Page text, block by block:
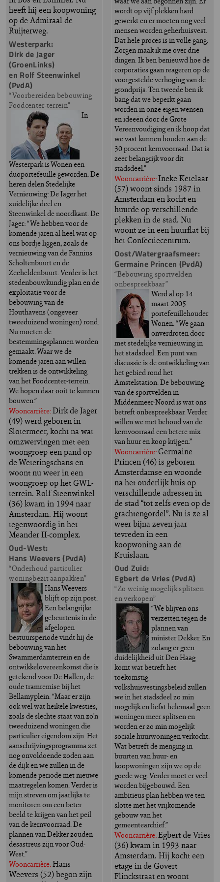
heeft hij een koopwoning
op de Admiraal de
Ruijterweg.
Westerpark:
Dirk de Jager
(GroenLinks)
en Rolf Steenwinkel
(PvdA)
“Voorbereiden bebouwing
Foodcenter-terrein”
In
Westerpark is Wonen een
duoportefeuille geworden. De
heren delen Stedelijke
Vernieuwing: De Jager het
zuidelijke deel en
Steenwinkel de noordkant. De
Jager: “We hebben voor de
komende jaren al heel wat op
ons bordje liggen, zoals de
vernieuwing van de Fannius
Scholtenbuurt en de
Zeeheldenbuurt. Verder is het
stedenbouwkundig plan en de
exploitatie voor de
bebouwing van de
Houthavens (ongeveer
tweeduizend woningen) rond.
Nu moeten de
bestemmingsplannen worden
gemaakt. Waar we de
komende jaren aan willen
trekken is de ontwikkeling
van het Foodcenter-terrein.
We hopen daar ooit te kunnen
bouwen.”
Wooncarrière:Dirk de Jager
(49) werd geboren in
Slotermeer, kocht na wat
omzwervingen met een
woongroep een pand op
de Weteringschans en
woont nu weer in een
woongroep op het GWL-
terrein. Rolf Steenwinkel
(36) kwam in 1994 naar
Amsterdam. Hij woont
tegenwoordig in het
Meander II-complex.
Oud-West:
Hans Weevers (PvdA)
“Onderhoud particulier
woningbezit aanpakken”
Hans Weevers
blijft op zijn post.
Een belangrijke
gebeurtenis in de
afgelopen
bestuursperiode vindt hij de
bebouwing van het
Swammerdamterrein en de
ontwikkelovereenkomst die is
getekend voor De Hallen, de
oude tramremise bij het
Bellamyplein. “Maar er zijn
ook wel wat heikele kwesties,
zoals de slechte staat van zo’n
tweeduizend woningen die
particulier eigendom zijn. Het
aanschrijvingsprogramma zet
nog onvoldoende zoden aan
de dijk en we zullen in de
komende periode met nieuwe
maatregelen komen. Verder is
mijn streven om jaarlijks te
monitoren om een beter
beeld te krijgen van het peil
van de kernvoorraad. De
plannen van Dekker zouden
desastreus zijn voor Oud-
West.”
Wooncarrière:Hans
Weevers (52) begon zijn
wordt op vijf plekken hard
gewerkt en er moeten nog veel
mensen worden geherhuisvest.
Dat hele proces is in volle gang.
Zorgen maak ik me over drie
dingen. Ik ben benieuwd hoe de
corporaties gaan reageren op de
voorgestelde verhoging van de
grondprijs. Ten tweede ben ik
bang dat we beperkt gaan
worden in onze eigen wensen
en ideeën door de Grote
Vereenvoudiging en ik hoop dat
we vast kunnen houden aan de
30 procent kernvoorraad. Dat is
zeer belangrijk voor dit
stadsdeel.”
Wooncarrière:Ineke Ketelaar
(57) woont sinds 1987 in
Amsterdam en kocht en
huurde op verschillende
plekken in de stad. Nu
woont ze in een huurflat bij
het Confectiecentrum.
Oost/Watergraafsmeer:
Germaine Princen (PvdA)
“Bebouwing sportvelden
onbespreekbaar”
Werd al op 14
maart 2005
portefeuillehouder
Wonen. “We gaan
onverdroten door
met stedelijke vernieuwing in
het stadsdeel. Een punt van
discussie is de ontwikkeling van
het gebied rond het
Amstelstation. De bebouwing
van de sportvelden in
Middenmeer-Noord is wat ons
betreft onbespreekbaar. Verder
willen we met behoud van de
kernvoorraad een betere mix
van huur en koop krijgen.”
Wooncarrière:Germaine
Princen (46) is geboren
Amsterdamse en woonde
na het ouderlijk huis op
verschillende adressen in
de stad “tot zelfs even op de
grachtengordel”. Nu is ze al
weer bijna zeven jaar
tevreden in een
koopwoning aan de
Kruislaan.
Oud Zuid:
Egbert de Vries (PvdA)
“Zo weinig mogelijk splitsen
en verkopen”
“We blijven ons
verzetten tegen de
plannen van
minister Dekker. En
zolang er geen
duidelijkheid uit Den Haag
komt wat betreft het
toekomstig
volkshuisvestingsbeleid zullen
we in het stadsdeel zo min
mogelijk en liefst helemaal geen
woningen meer splitsen en
worden er zo min mogelijk
sociale huurwoningen verkocht.
Wat betreft de menging in
buurten van huur- en
koopwoningen zijn we op de
goede weg. Verder moet er veel
worden bijgebouwd. Een
ambitieus plan hebben we ten
slotte met het vrijkomende
gebouw van het
gemeentearchief.”
Wooncarrière:Egbert de Vries
(36) kwam in 1993 naar
Amsterdam. Hij kocht een
etage in de Govert
Flinckstraat en woont